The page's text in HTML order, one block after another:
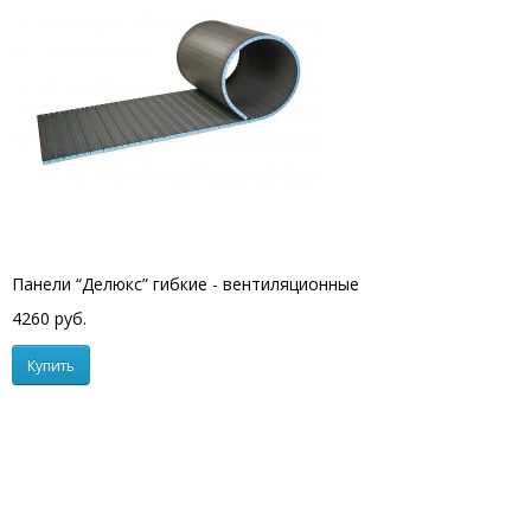
Панели “Делюкс” гибкие - вентиляционные
4260 руб.
Купить